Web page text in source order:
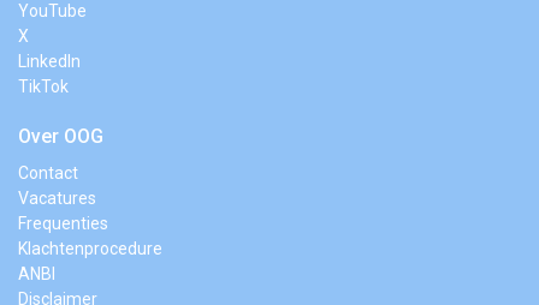
YouTube
X
LinkedIn
TikTok
Over OOG
Contact
Vacatures
Frequenties
Klachtenprocedure
ANBI
Disclaimer